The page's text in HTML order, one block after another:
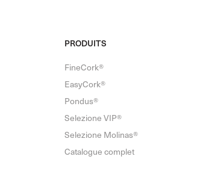
PRODUITS
FineCork®
EasyCork®
Pondus®
Selezione VIP®
Selezione Molinas®
Catalogue complet